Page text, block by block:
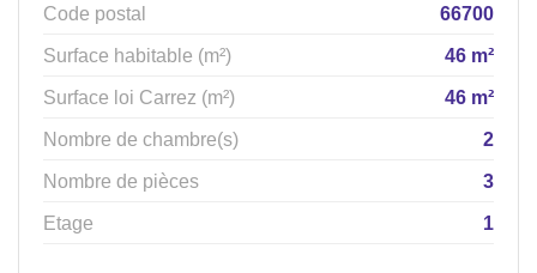
Code postal
66700
Surface habitable (m²)
46 m²
Surface loi Carrez (m²)
46 m²
Nombre de chambre(s)
2
Nombre de pièces
3
Etage
1